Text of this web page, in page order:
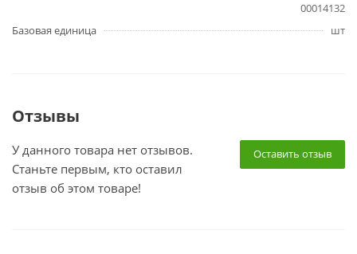
00014132
Базовая единица
шт
Отзывы
Оставить отзыв
У данного товара нет отзывов.
Станьте первым, кто оставил
отзыв об этом товаре!